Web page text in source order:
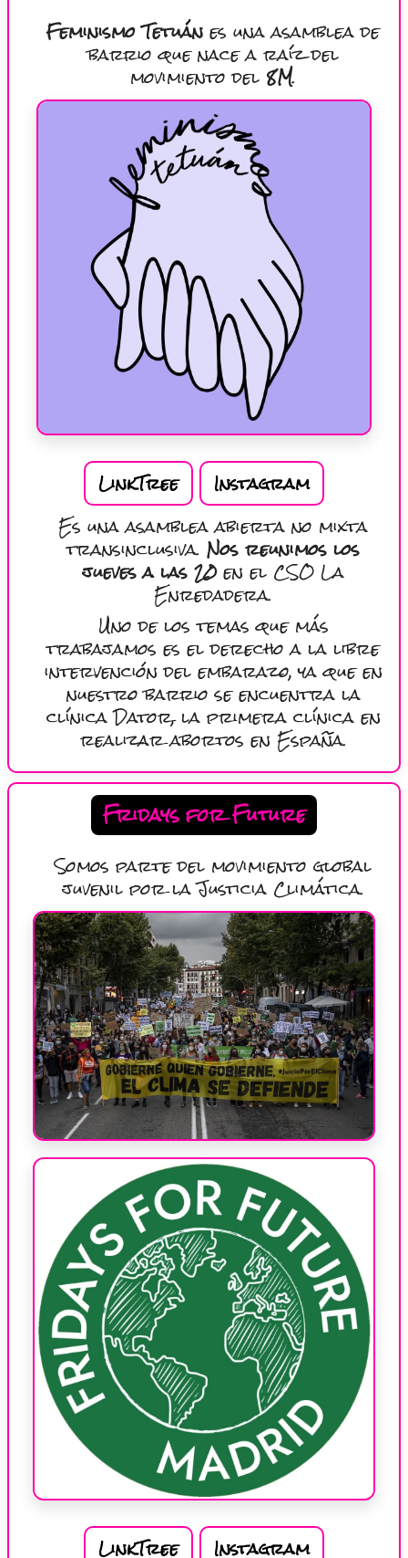
Feminismo Tetuánes una asamblea de
barrio que nace a raíz del
movimiento del 8M.
LinkTree
Instagram
Es una asamblea abierta no mixta
transinclusiva. Nos reunimos los
jueves a las 20en el CSO La
Enredadera.
Uno de los temas que más
trabajamos es el derecho a la libre
intervención del embarazo, ya que en
nuestro barrio se encuentra la
clínica Dator, la primera clínica en
realizar abortos en España.
Fridays for Future
Somos parte del movimiento global
juvenil por la Justicia Climática.
LinkTree Instagram